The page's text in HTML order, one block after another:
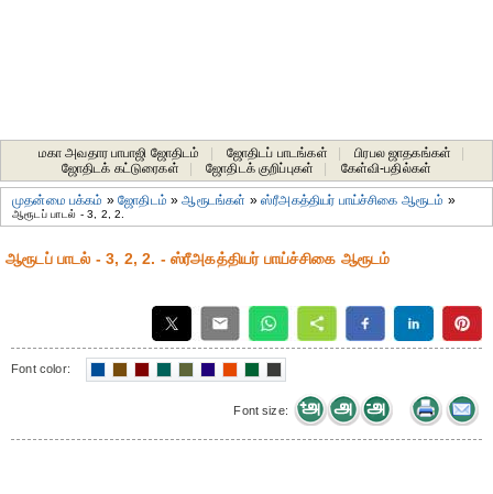
மகா அவதார பாபாஜி ஜோதிடம் ஜோதிடப் பாடங்கள் பிரபல ஜாதகங்கள்
ஜோதிடக் கட்டுரைகள்
ஜோதிடக் குறிப்புகள் கேள்வி-பதில்கள்
முதன்மை பக்கம் »ஜோதிடம் »ஆரூடங்கள் »ஸ்ரீஅகத்தியர் பாய்ச்சிகை ஆரூடம் »
ஆரூடப் பாடல் - 3, 2, 2.
ஆரூடப் பாடல் - 3, 2, 2. - ஸ்ரீஅகத்தியர் பாய்ச்சிகை ஆரூடம்
Font color:
Font size: